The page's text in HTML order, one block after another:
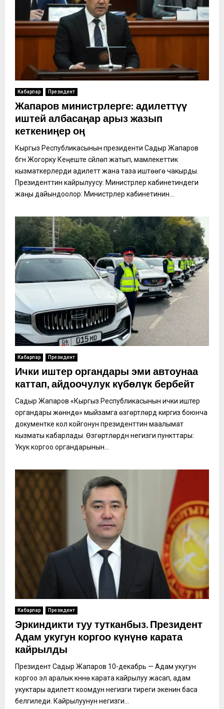
Кабарлар Президент
Жапаров министрлерге: адилеттүү
иштей албасаңар арыз жазып
кеткениңер оң
Кыргыз Республикасынын президенти Садыр Жапаров
бүгүн Жогорку Кеңеште сүйлөп жатып, мамлекеттик
кызматкерлерди адилеттүү жана таза иштөөгө чакырды.
Президенттин кайрылуусу: Министрлер кабинетиндеги
жаңы дайындоолор: Министрлер кабинетинин...
Кабарлар Президент
Ички иштер органдары эми автоунаа
каттап, айдоочулук күбөлүк бербейт
Садыр Жапаров «Кыргыз Республикасынын ички иштер
органдары жөнүндө» мыйзамга өзгөртүүлөрдү киргизүү боюнча
документке кол койгонун президенттин маалымат
кызматы кабарлады. Өзгөртүүлөрдүн негизги пункттары:
Укук коргоо органдарынын...
Кабарлар Президент
Эркиндикти туу тутканбыз. Президент
Адам укугун коргоо күнүнө карата
кайрылды
Президент Садыр Жапаров 10-декабрь — Адам укугун
коргоо эл аралык күнүнө карата кайрылуу жасап, адам
укуктары адилеттүү коомдун негизги тиреги экенин баса
белгиледи. Кайрылуунун негизги...